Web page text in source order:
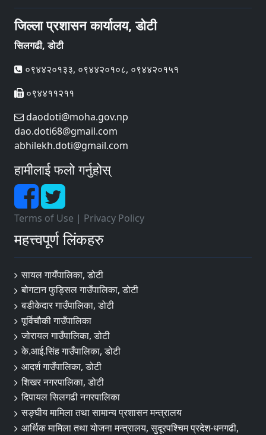
जिल्ला प्रशासन कार्यालय, डोटी
सिलगढी, डोटी
०९४४२०१३३, ०९४४२०१०८, ०९४४२०१५१
०९४४११२११
daodoti@moha.gov.np
dao.doti68@gmail.com
abhilekh.doti@gmail.com
हामीलाई फलो गर्नुहोस्
Terms of Use | Privacy Policy
महत्त्वपूर्ण लिंकहरु
सायल गायँपालिका, डोटी
बोगटान फुड्सिल गाउँपालिका, डोटी
बडीकेदार गाउँपालिका, डोटी
पूर्विचौकी गाउँपालिका
जोरायल गाउँपालिका, डोटी
के.आई.सिंह गाउँपालिका, डोटी
आदर्श गाउँपालिका, डोटी
शिखर नगरपालिका, डोटी
दिपायल सिलगढी नगरपालिका
सङ्‍घीय मामिला तथा सामान्य प्रशासन मन्त्रालय
आर्थिक मामिला तथा योजना मन्त्रालय, सुदूरपश्चिम प्रदेश-धनगढी,